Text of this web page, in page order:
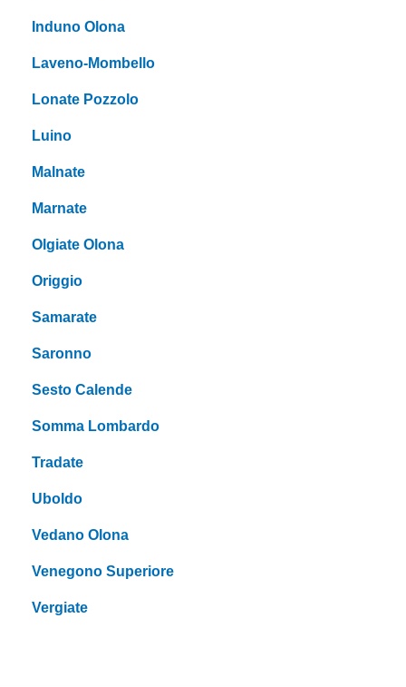
Induno Olona
Laveno-Mombello
Lonate Pozzolo
Luino
Malnate
Marnate
Olgiate Olona
Origgio
Samarate
Saronno
Sesto Calende
Somma Lombardo
Tradate
Uboldo
Vedano Olona
Venegono Superiore
Vergiate